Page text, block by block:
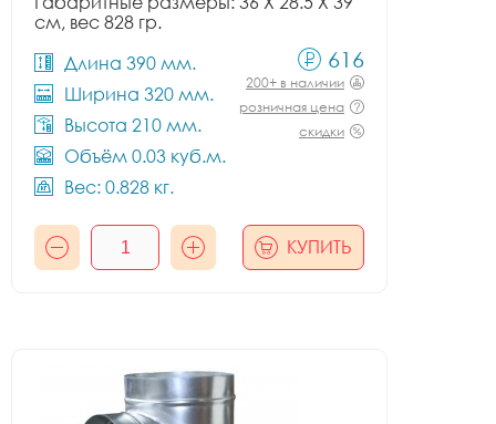
см, вес 828 гр.
Длина 390 мм.
Ширина 320 мм.
Высота 210 мм.
Объём 0.03 куб.м.
Вес: 0.828 кг.
616
200+ в наличии
розничная цена
скидки
КУПИТЬ